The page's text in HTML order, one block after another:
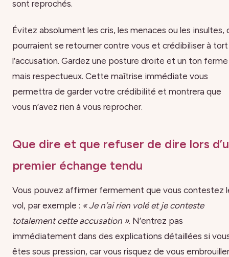
sont reprochés.
Évitez absolument les cris, les menaces ou les insultes,
pourraient se retourner contre vous et crédibiliser à tort
l’accusation. Gardez une posture droite et un ton ferme
mais respectueux. Cette maîtrise immédiate vous
permettra de garder votre crédibilité et montrera que
vous n’avez rien à vous reprocher.
Que dire et que refuser de dire lors
premier échange tendu
Vous pouvez affirmer fermement que vous contestez
vol, par exemple : « Je n’ai rien volé et je conteste
totalement cette accusation ». N’entrez pas
immédiatement dans des explications détaillées si
êtes sous pression, car vous risquez de vous